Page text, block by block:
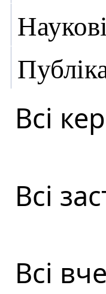
Всі
Всі
Всі